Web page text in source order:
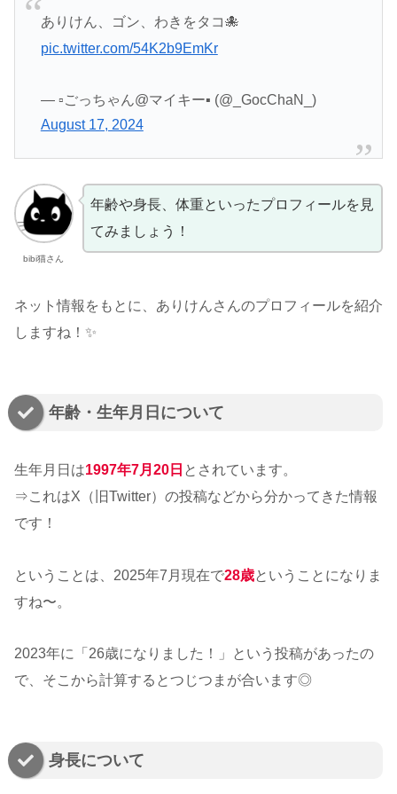
ありけん、ゴン、わきをタコ🐙
pic.twitter.com/54K2b9EmKr
— ▫️ごっちゃん@マイキー▪️ (@_GocChaN_)
August 17, 2024
bibi猫さん
年齢や身長、体重といったプロフィールを見
てみましょう！
ネット情報をもとに、ありけんさんのプロフィールを紹介
しますね！✨
年齢・生年月日について
生年月日は1997年7月20日 とされています。
⇒これはX（旧Twitter）の投稿などから分かってきた情報
です！
ということは、2025年7月現在で28歳ということになりま
すね〜。
2023年に「26歳になりました！」という投稿があったの
で、そこから計算するとつじつまが合います◎
身長について